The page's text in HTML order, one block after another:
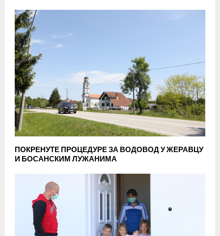
ПОКРЕНУТЕ ПРОЦЕДУРЕ ЗА ВОДОВОД У ЖЕРАВЦУ
И БОСАНСКИМ ЛУЖАНИМА